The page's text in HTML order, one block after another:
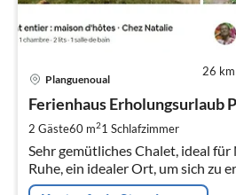
26
Planguenoual
Ferienhaus Erholungsurlaub
2 Gäste60 m21 Schlafzimmer
Sehr gemütliches Chalet, ideal
Ruhe, ein idealer Ort, um sich zu
privaten Eingang. Ein Sauna steht